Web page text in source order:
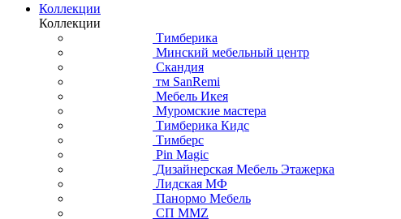
Коллекции
Коллекции
Тимберика
Минский мебельный центр
Скандия
тм SanRemi
Мебель Икея
Муромские мастера
Тимберика Кидс
Тимберс
Pin Magic
Дизайнерская Мебель Этажерка
Лидская МФ
Панормо Мебель
СП ММZ